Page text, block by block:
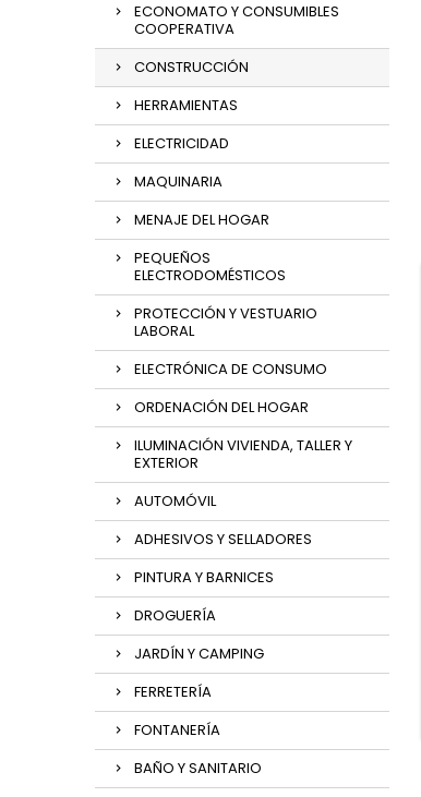
ECONOMATO Y CONSUMIBLES
COOPERATIVA
CONSTRUCCIÓN
HERRAMIENTAS
ELECTRICIDAD
MAQUINARIA
MENAJE DEL HOGAR
PEQUEÑOS
ELECTRODOMÉSTICOS
PROTECCIÓN Y VESTUARIO
LABORAL
ELECTRÓNICA DE CONSUMO
ORDENACIÓN DEL HOGAR
ILUMINACIÓN VIVIENDA, TALLER Y
EXTERIOR
AUTOMÓVIL
ADHESIVOS Y SELLADORES
PINTURA Y BARNICES
DROGUERÍA
JARDÍN Y CAMPING
FERRETERÍA
FONTANERÍA
BAÑO Y SANITARIO